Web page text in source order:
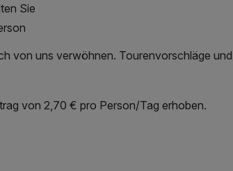
Sie
von uns verwöhnen. Tourenvorschläge und
von 2,70 € pro Person/Tag erhoben.
/ Internetnutzung